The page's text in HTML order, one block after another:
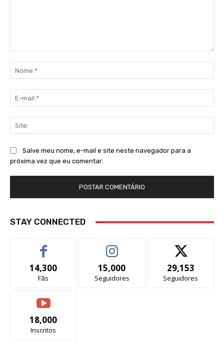
Salve meu nome, e-mail e site neste navegador para a
próxima vez que eu comentar.
STAY CONNECTED
14,300
Fãs
15,000
Seguidores
29,153
Seguidores
18,000
Inscritos